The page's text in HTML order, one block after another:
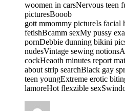
woomen in carsNervous teen
picturesBooob
gott mmommy pictureIs
fetishBcamm sexMy pussy
pornDebbie dunning bikini
nudesVintage sewing
cockHeaoth minutes report
about strip searchBlack gay
teen youngExtreme erotic
lamoreHot flexzible